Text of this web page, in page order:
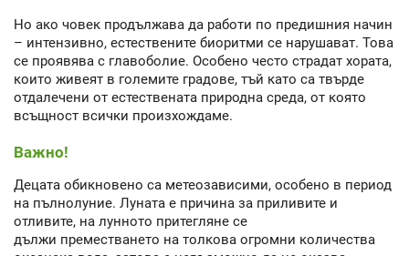
Но ако човек продължава да работи по предишния начин
– интензивно, естествените биоритми се нарушават. Това
се проявява с главоболие. Особено често страдат хората,
които живеят в големите градове, тъй като са твърде
отдалечени от естествената природна среда, от която
всъщност всички произхождаме.
Важно!
Децата обикновено са метеозависими, особено в период
на пълнолуние. Луната е причина за приливите и
отливите, на лунното притегляне се
дължи преместването на толкова огромни количества